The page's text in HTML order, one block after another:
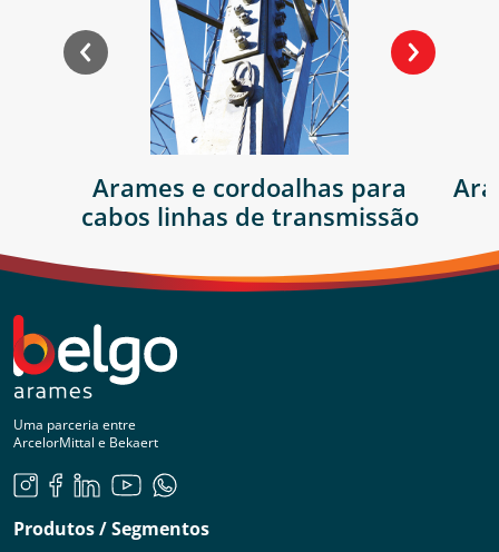
Arames e cordoalhas para
cabos linhas de transmissão
Uma parceria entre
ArcelorMittal e Bekaert
Produtos / Segmentos